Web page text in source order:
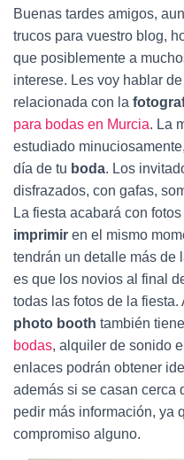
Buenas tardes amigos,
trucos para vuestro blog,
que posiblemente a
interese. Les voy hablar
relacionada con la
para bodas en Murcia. La
estudiado
día de tu boda. Los
disfrazados, con gafas,
La fiesta acabará con
imprimir en el mismo
tendrán un detalle más de
es que los novios al final
todas las fotos de la
photo booth también
bodas, alquiler de sonido
enlaces podrán obtener
además si se casan cerca
pedir más información, ya
compromiso alguno.